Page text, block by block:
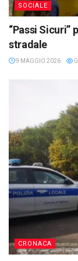
SOCIALE
“Passi Sicuri”
stradale
9 MAGGIO 2026 0
CRONACA